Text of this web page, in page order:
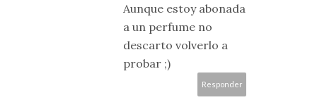
Aunque estoy abonada
a un perfume no
descarto volverlo a
probar ;)
Responder